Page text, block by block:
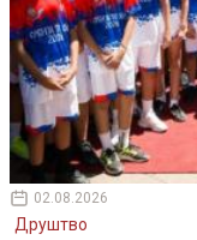
02.08.2026
Друштво